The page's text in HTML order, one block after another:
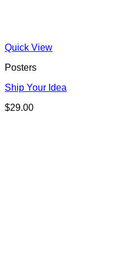
Quick View
Posters
Ship Your Idea
$29.00